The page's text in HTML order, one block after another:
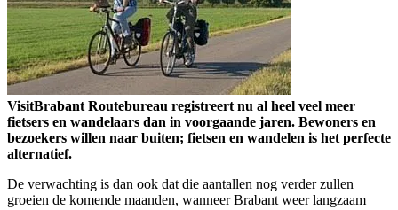
VisitBrabant Routebureau registreert nu al heel veel meer
fietsers en wandelaars dan in voorgaande jaren. Bewoners en
bezoekers willen naar buiten; fietsen en wandelen is het perfecte
alternatief.
De verwachting is dan ook dat die aantallen nog verder zullen
groeien de komende maanden, wanneer Brabant weer langzaam